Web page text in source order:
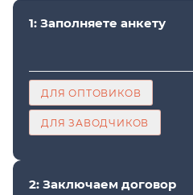
1: Заполняете анкету
ДЛЯ ОПТОВИКОВ
ДЛЯ ЗАВОДЧИКОВ
2: Заключаем договор